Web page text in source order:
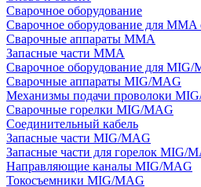
Сварочное оборудование
Сварочное оборудование для MMA
Сварочные аппараты MMA
Запасные части MMA
Сварочное оборудование для MIG/
Сварочные аппараты MIG/MAG
Механизмы подачи проволоки
Сварочные горелки MIG/MAG
Соединительный кабель
Запасные части MIG/MAG
Запасные части для горелок MIG/
Направляющие каналы MIG/MAG
Токосъемники MIG/MAG